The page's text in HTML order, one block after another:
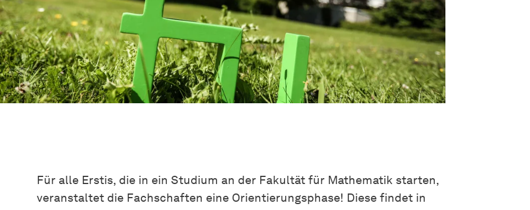
Für alle Erstis, die in ein Studium an der Fakultät für Mathematik starten,
veranstaltet die Fachschaften eine Orientierungsphase! Diese findet in